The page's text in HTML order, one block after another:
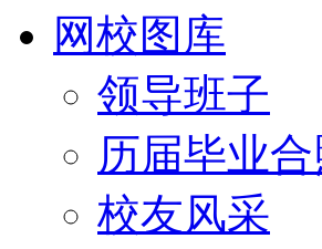
网校图库
领导班子
历届毕业合
校友风采